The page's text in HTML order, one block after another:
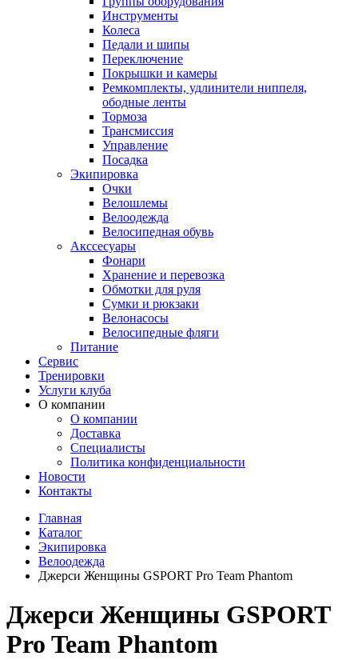
Инструменты
Колеса
Педали и шипы
Переключение
Покрышки и камеры
Ремкомплекты, удлинители ниппеля,
ободные ленты
Тормоза
Трансмиссия
Управление
Посадка
Экипировка
Очки
Велошлемы
Велоодежда
Велосипедная обувь
Акссесуары
Фонари
Хранение и перевозка
Обмотки для руля
Сумки и рюкзаки
Велонасосы
Велосипедные фляги
Питание
Сервис
Тренировки
Услуги клуба
О компании
О компании
Доставка
Специалисты
Политика конфиденциальности
Новости
Контакты
Главная
Каталог
Экипировка
Велоодежда
Джерси Женщины GSPORT Pro Team Phantom
Джерси Женщины GSPORT
Pro Team Phantom